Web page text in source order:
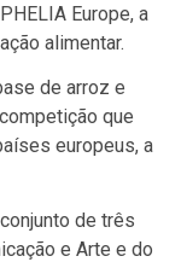
Europe, a
alimentar.
de arroz e
que
europeus, a
de três
e Arte e do